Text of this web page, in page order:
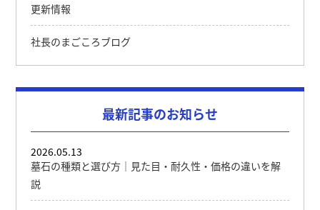
更新情報
社長のまごころブログ
最新記事のお知らせ
墓石の種類と選び方｜見た目・耐久性・価格の違いを解
説
2026.05.13